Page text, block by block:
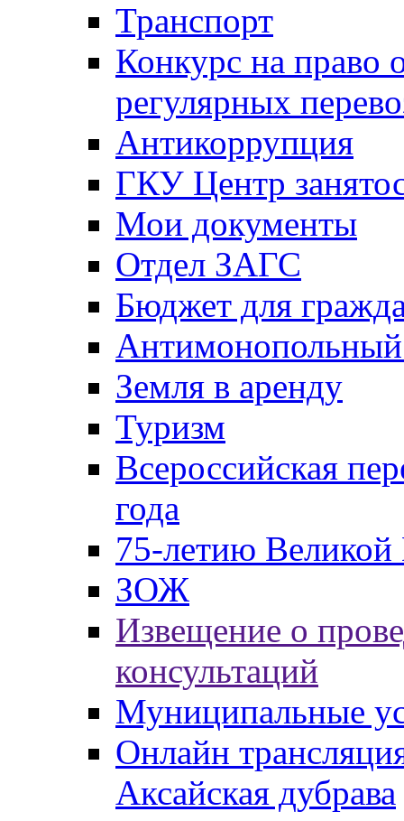
Транспорт
Конкурс на право
регулярных
Антикоррупция
ГКУ Центр
Мои документы
Отдел ЗАГС
Бюджет для
Антимонопольный
Земля в аренду
Туризм
Всероссийская
года
75-летию
ЗОЖ
Извещение о
консультаций
Муниципальные
Онлайн
Аксайская дубрава